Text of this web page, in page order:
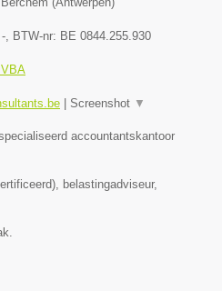
- , BTW-nr: BE 0844.255.930
| Screenshot ▼
accountantskantoor
belastingadviseur,